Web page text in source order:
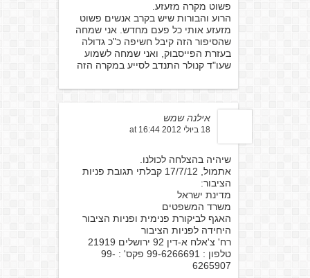
פשוט מקרה מזעזע.
הרוע והבורות שיש בקרב אנשים פשוט
מזעזע אותי כל פעם מחדש. אני שמחה
שהסיפור הזה קיבל חשיפה כ"כ גדולה
בעזרת הפייסבוק, ואני שמחה לשמוע
שעו"ד קנולר התנדב לסייע במקרה הזה
אילנה שמש
18 ביולי 2012 at 16:44
שיהיה בהצלחה לכולנו.
אתמול, 17/7/12 קבלתי תגובת פניות
הציבור:
מדינת ישראל
משרד המשפטים
האגף לביקורת פנימית ופניות הציבור
היחידה לפניות הציבור
רח' צ'אלח א-דין 92 ירושלים 21919
טלפון : 99-6266691 פקס' : 99-
6265907